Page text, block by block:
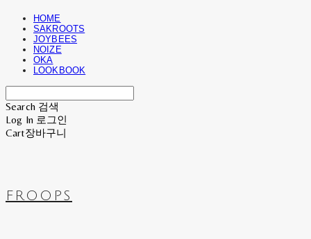
HOME
SAKROOTS
JOYBEES
NOIZE
OKA
LOOKBOOK
Search 검색
Log In 로그인
Cart장바구니
FROOPS